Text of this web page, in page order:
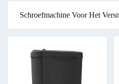
Schroefmachine Voor Het